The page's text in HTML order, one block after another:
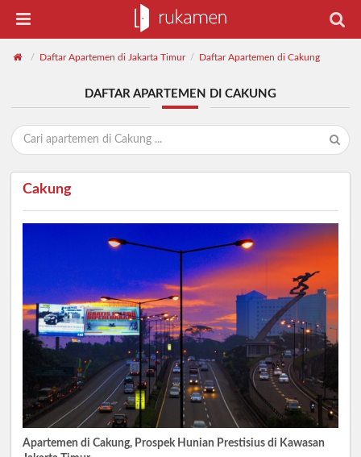
/ Daftar Apartemen di Jakarta Timur / Daftar Apartemen di Cakung
DAFTAR APARTEMEN DI CAKUNG
Cakung
Apartemen di Cakung, Prospek Hunian Prestisius di Kawasan